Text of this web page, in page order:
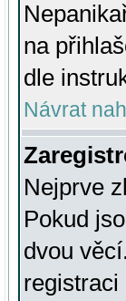
na
dle
Návrat
Nejprve
Pokud
dvou
registraci